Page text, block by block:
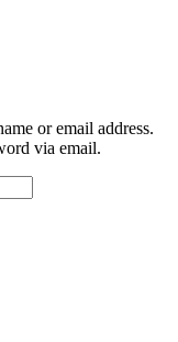
or email address.
via email.